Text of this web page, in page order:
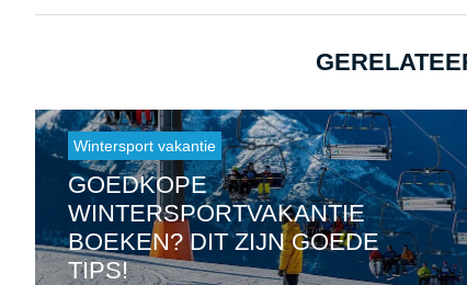
Wintersport vakantie
GOEDKOPE
WINTERSPORTVAKANTIE
BOEKEN? DIT ZIJN GOEDE
TIPS!